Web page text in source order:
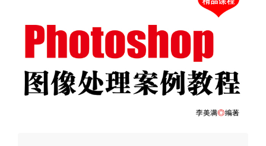
目为单元组织教学，使学生由浅入深，以点到面的全面掌握
Photoshop图像处理技术的能力，通过各个实例教学和练习任
务，使得学生掌握图像加工处理和设计的基本技巧和专业技